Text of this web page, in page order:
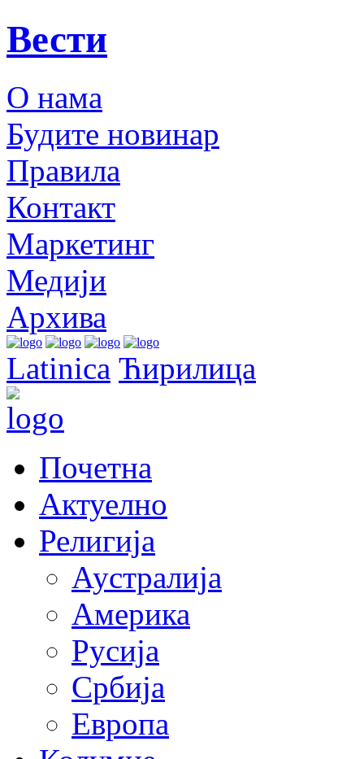
Вести
О нама
Будите новинар
Правила
Контакт
Маркетинг
Медији
Архива
Latinica Ћирилица
Почетна
Актуелно
Религија
Аустралија
Америка
Русија
Србија
Европа